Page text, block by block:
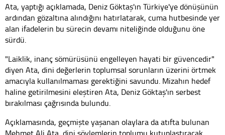
Ata, yaptığı açıklamada, Deniz Göktaş'ın Türkiye'ye dönüşünün
ardından gözaltına alındığını hatırlatarak, cuma hutbesinde yer
alan ifadelerin bu sürecin devamı niteliğinde olduğunu öne
sürdü.
"Laiklik, inanç sömürüsünü engelleyen hayati bir güvencedir"
diyen Ata, dini değerlerin toplumsal sorunların üzerini örtmek
amacıyla kullanılmaması gerektiğini savundu. Mizahın hedef
haline getirilmesini eleştiren Ata, Deniz Göktaş'ın serbest
bırakılması çağrısında bulundu.
Açıklamasında, geçmişte yaşanan olaylara da atıfta bulunan
Mehmet Ali Ata, dini söylemlerin toplumu kutuplaştıracak